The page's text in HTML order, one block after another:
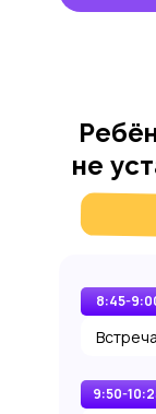
не
8:45-
9:50-